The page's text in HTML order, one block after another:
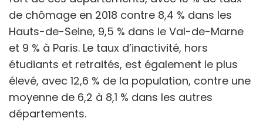
de chômage en 2018 contre 8,4 % dans les
Hauts-de-Seine, 9,5 % dans le Val-de-Marne
et 9 % à Paris. Le taux d’inactivité, hors
étudiants et retraités, est également le plus
élevé, avec 12,6 % de la population, contre une
moyenne de 6,2 à 8,1 % dans les autres
départements.